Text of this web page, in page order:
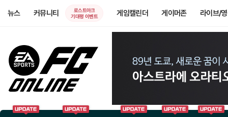
뉴스 커뮤니티
로스트아크
기대평 이벤트
게임캘린더 게이머존 라이브/